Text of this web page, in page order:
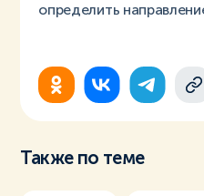
определить
Также по теме